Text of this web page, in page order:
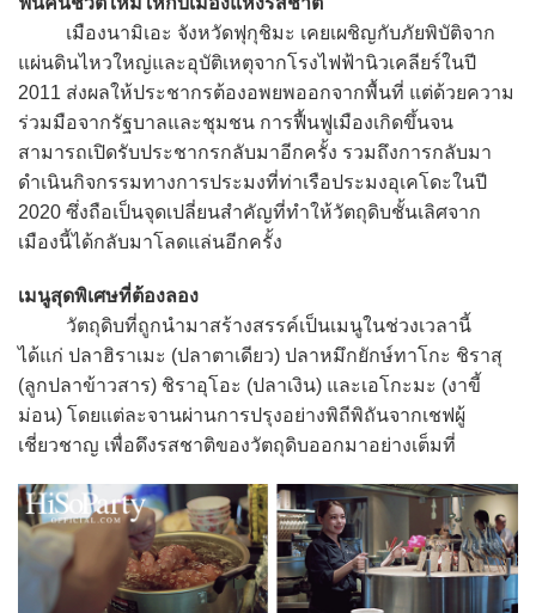
เมืองนามิเอะ จังหวัดฟุกุชิมะ เคยเผชิญกับภัยพิบัติจาก
แผ่นดินไหวใหญ่และอุบัติเหตุจากโรงไฟฟ้านิวเคลียร์ในปี
2011 ส่งผลให้ประชากรต้องอพยพออกจากพื้นที่ แต่ด้วยความ
ร่วมมือจากรัฐบาลและชุมชน การฟื้นฟูเมืองเกิดขึ้นจน
สามารถเปิดรับประชากรกลับมาอีกครั้ง รวมถึงการกลับมา
ดำเนินกิจกรรมทางการประมงที่ท่าเรือประมงอุเคโดะในปี
2020 ซึ่งถือเป็นจุดเปลี่ยนสำคัญที่ทำให้วัตถุดิบชั้นเลิศจาก
เมืองนี้ได้กลับมาโลดแล่นอีกครั้ง
เมนูสุดพิเศษที่ต้องลอง
วัตถุดิบที่ถูกนำมาสร้างสรรค์เป็นเมนูในช่วงเวลานี้
ได้แก่ ปลาฮิราเมะ (ปลาตาเดียว) ปลาหมึกยักษ์ทาโกะ ชิราสุ
(ลูกปลาข้าวสาร) ชิราอุโอะ (ปลาเงิน) และเอโกะมะ (งาขี้
ม่อน) โดยแต่ละจานผ่านการปรุงอย่างพิถีพิถันจากเชฟผู้
เชี่ยวชาญ เพื่อดึงรสชาติของวัตถุดิบออกมาอย่างเต็มที่